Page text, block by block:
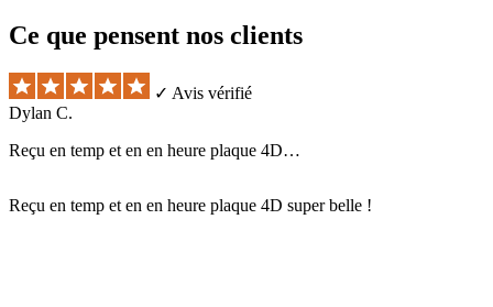
Ce que pensent nos clients
✓ Avis vérifié
Dylan C.
Reçu en temp et en en heure plaque 4D…
Reçu en temp et en en heure plaque 4D super belle !